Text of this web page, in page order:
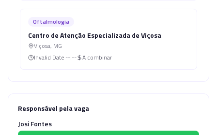
Oftalmologia
Centro de Atenção Especializada de Viçosa
Viçosa, MG
Invalid Date --:-- A combinar
Responsável pela vaga
Josi Fontes